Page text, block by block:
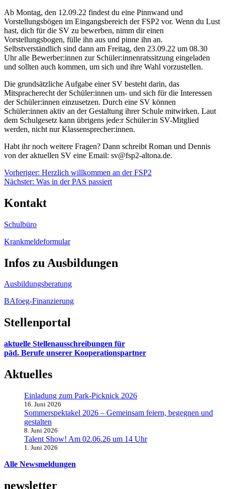
Ab Montag, den 12.09.22 findest du eine Pinnwand und
Vorstellungsbögen im Eingangsbereich der FSP2 vor. Wenn du Lust
hast, dich für die SV zu bewerben, nimm dir einen
Vorstellungsbogen, fülle ihn aus und pinne ihn an.
Selbstverständlich sind dann am Freitag, den 23.09.22 um 08.30
Uhr alle Bewerber:innen zur Schüler:innenratssitzung eingeladen
und sollten auch kommen, um sich und ihre Wahl vorzustellen.
Die grundsätzliche Aufgabe einer SV besteht darin, das
Mitspracherecht der Schüler:innen um- und sich für die Interessen
der Schüler:innen einzusetzen. Durch eine SV können
Schüler:innen aktiv an der Gestaltung ihrer Schule mitwirken. Laut
dem Schulgesetz kann übrigens jede:r Schüler:in SV-Mitglied
werden, nicht nur Klassensprecher:innen.
Habt ihr noch weitere Fragen? Dann schreibt Roman und Dennis
von der aktuellen SV eine Email: sv@fsp2-altona.de.
Beitragsnavigation
Vorheriger: Herzlich willkommen an der FSP2
Nächster: Was in der PAS passiert
Kontakt
Schulbüro
Krankmeldeformular
Infos zu Ausbildungen
Ausbildungsberatung
BAfoeg-Finanzierung
Stellenportal
aktuelle Stellenausschreibungen für
päd. Berufe unserer Kooperationspartner
Aktuelles
Einladung zum Park-Picknick 2026
16. Juni 2026
Sommerspektakel 2026 – Gemeinsam feiern, begegnen und
gestalten
8. Juni 2026
Talent Show! Am 02.06.26 um 14 Uhr
1. Juni 2026
Alle Newsmeldungen
newsletter